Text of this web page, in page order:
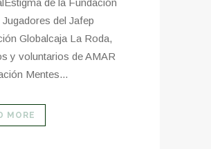
Jugadores del Jafep
Globalcaja La Roda,
y voluntarios de AMAR
Mentes...
MORE